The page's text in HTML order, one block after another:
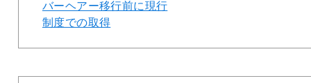
バーヘアー移行前に現行
制度での取得